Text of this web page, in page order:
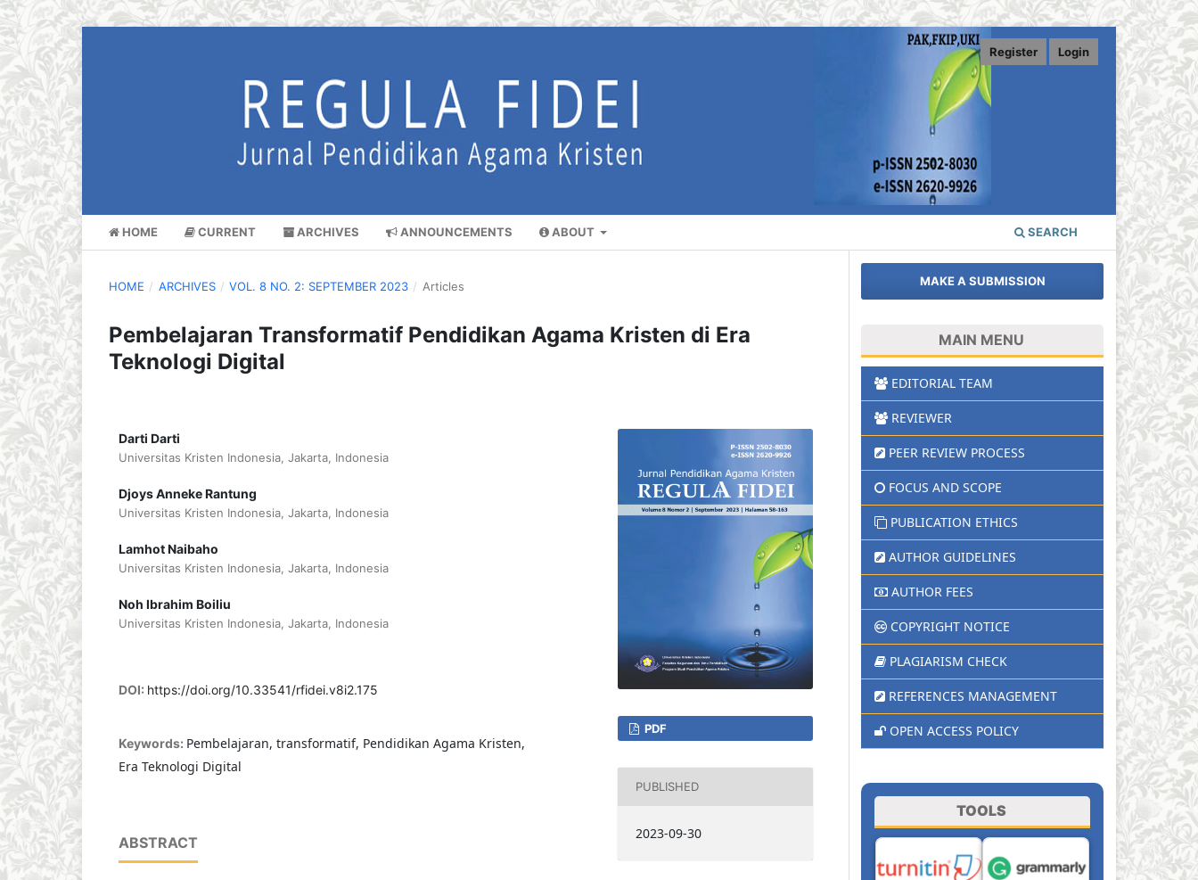
HOME CURRENT ARCHIVES ANNOUNCEMENTS ABOUT SEARCH
Register Login
HOME / ARCHIVES / VOL. 8 NO. 2: SEPTEMBER 2023 / Articles
Pembelajaran Transformatif Pendidikan Agama Kristen di Era
Teknologi Digital
Darti Darti
Universitas Kristen Indonesia, Jakarta, Indonesia
Djoys Anneke Rantung
Universitas Kristen Indonesia, Jakarta, Indonesia
Lamhot Naibaho
Universitas Kristen Indonesia, Jakarta, Indonesia
Noh Ibrahim Boiliu
Universitas Kristen Indonesia, Jakarta, Indonesia
DOI: https://doi.org/10.33541/rfidei.v8i2.175
Keywords: Pembelajaran, transformatif, Pendidikan Agama Kristen,
Era Teknologi Digital
ABSTRACT
PDF
PUBLISHED
2023-09-30
MAKE A SUBMISSION
MAIN MENU
EDITORIAL TEAM
REVIEWER
PEER REVIEW PROCESS
FOCUS AND SCOPE
PUBLICATION ETHICS
AUTHOR GUIDELINES
AUTHOR FEES
COPYRIGHT NOTICE
PLAGIARISM CHECK
REFERENCES MANAGEMENT
OPEN ACCESS POLICY
TOOLS